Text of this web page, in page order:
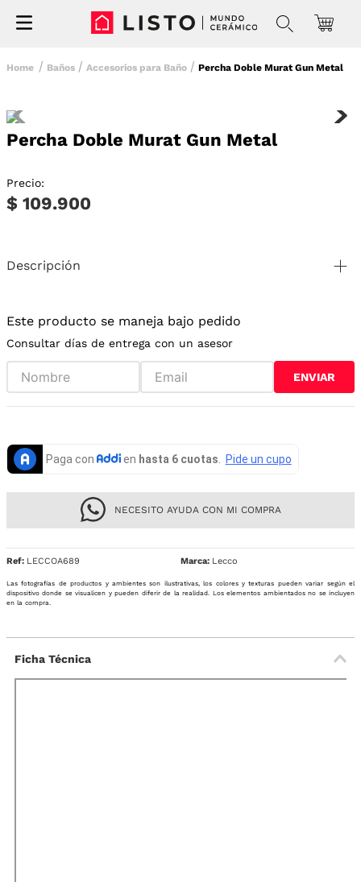
Baños Accesorios para Baño Percha Doble Murat Gun Metal
Percha Doble Murat Gun Metal
Precio:
$ 109.900
Descripción
Este producto se maneja bajo pedido
Consultar días de entrega con un asesor
ENVIAR
NECESITO AYUDA CON MI COMPRA
Ref: LECCOA689 Lecco
Las fotografías de productos y ambientes son ilustrativas, los colores y texturas pueden variar según el
dispositivo donde se visualicen y pueden diferir de la realidad. Los elementos ambientados no se incluyen
en la compra.
Ficha Técnica